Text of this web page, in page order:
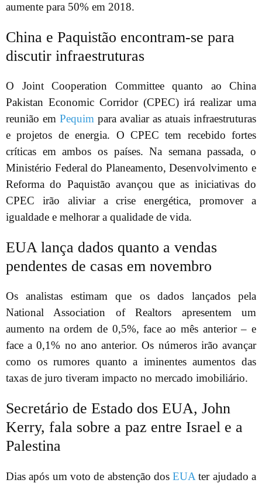
aumente para 50% em 2018.
China e Paquistão encontram-se para
discutir infraestruturas
O Joint Cooperation Committee quanto ao China
Pakistan Economic Corridor (CPEC) irá realizar uma
reunião em Pequim para avaliar as atuais infraestruturas
e projetos de energia. O CPEC tem recebido fortes
críticas em ambos os países. Na semana passada, o
Ministério Federal do Planeamento, Desenvolvimento e
Reforma do Paquistão avançou que as iniciativas do
CPEC irão aliviar a crise energética, promover a
igualdade e melhorar a qualidade de vida.
EUA lança dados quanto a vendas
pendentes de casas em novembro
Os analistas estimam que os dados lançados pela
National Association of Realtors apresentem um
aumento na ordem de 0,5%, face ao mês anterior – e
face a 0,1% no ano anterior. Os números irão avançar
como os rumores quanto a iminentes aumentos das
taxas de juro tiveram impacto no mercado imobiliário.
Secretário de Estado dos EUA, John
Kerry, fala sobre a paz entre Israel e a
Palestina
Dias após um voto de abstenção dosEUA ter ajudado a